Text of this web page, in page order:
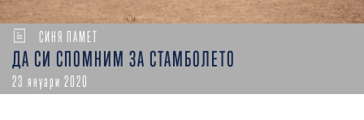
СИНЯ ПАМЕТ
ДА СИ СПОМНИМ ЗА СТАМБОЛЕТО
23 януари 2020